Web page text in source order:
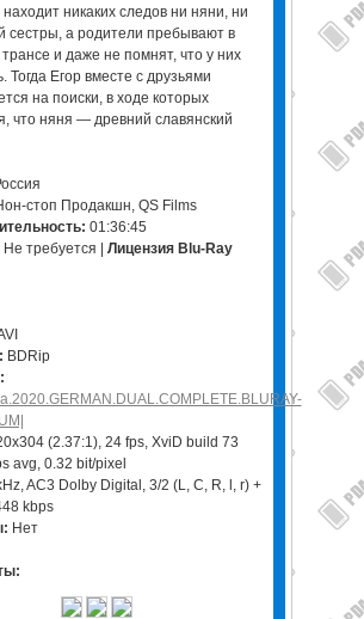
никаких следов ни няни, ни
сестры, а родители пребывают в
и даже не помнят, что у них
Тогда Егор вместе с друзьями
на поиски, в ходе которых
что няня — древний славянский
стоп Продакшн, QS Films
01:36:45
Не требуется | Лицензия Blu-Ray
BDRip
(2.37:1), 24 fps, XviD build 73
avg, 0.32 bit/pixel
AC3 Dolby Digital, 3/2 (L, C, R, l, r) +
kbps
Нет